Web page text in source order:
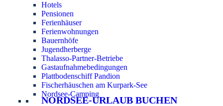
Hotels
Pensionen
Ferienhäuser
Ferienwohnungen
Bauernhöfe
Jugendherberge
Thalasso-Partner-Betriebe
Gastaufnahmebedingungen
Plattbodenschiff Pandion
Fischerhäuschen am Kurpark-See
Nordsee-Camping
NORDSEE-URLAUB BUCHEN